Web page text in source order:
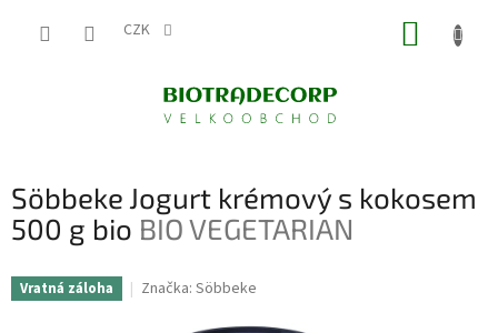
CZK
Söbbeke Jogurt krémový s kokosem
500 g bio BIO VEGETARIAN
Vratná záloha Značka: Söbbeke